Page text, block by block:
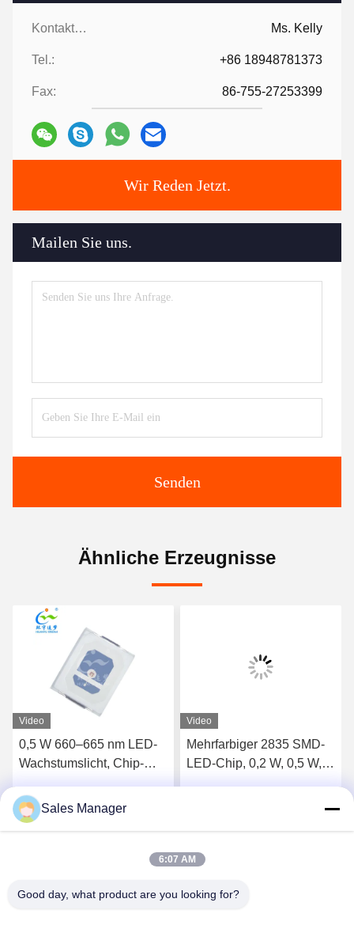
Kontaktpersonen: Ms. Kelly
Tel.: +86 18948781373
Fax: 86-755-27253399
Wir Reden Jetzt.
Mailen Sie uns.
Senden
Ähnliche Erzeugnisse
Video
0,5 W 660–665 nm LED-
Wachstumslicht, Chip-
Zertifizierung
Wir Reden Jetzt.
Video
Mehrfarbiger 2835 SMD-
LED-Chip, 0,2 W, 0,5 W,
Sales Manager
6:07 AM
Good day, what product are you looking for?